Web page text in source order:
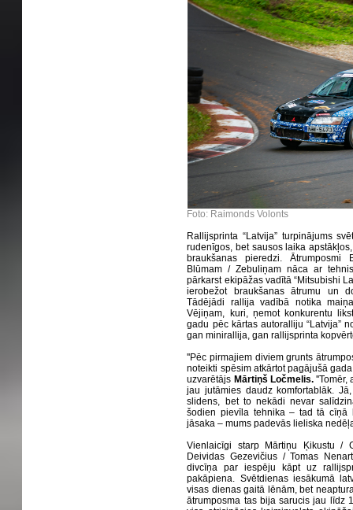
Foto: Raimonds Volonts
Rallijsprinta “Latvija” turpinājums
rudenīgos, bet sausos laika
braukšanas pieredzi. Ātrumposmi
Blūmam / Zebuliņam nāca ar
pārkarst ekipāžas vadītā “Mitsubishi
ierobežot braukšanas ātrumu un
Tādējādi rallija vadībā notika
Vējiņam, kuri, ņemot konkurentu
gadu pēc kārtas autoralliju “Latvija”
gan minirallija, gan rallijsprinta
''Pēc pirmajiem diviem grunts
noteikti spēsim atkārtot pagājušā
uzvarētājs Mārtiņš Ločmelis. ''Tomēr,
jau jutāmies daudz komfortablāk.
slidens, bet to nekādi nevar
šodien pievīla tehnika – tad tā cīņā
jāsaka – mums padevās lieliska
Vienlaicīgi starp Mārtiņu Ķikustu /
Deividas Gezevičius / Tomas
divcīņa par iespēju kāpt uz
pakāpiena. Svētdienas iesākumā
visas dienas gaitā lēnām, bet
ātrumposma tas bija sarucis jau līdz